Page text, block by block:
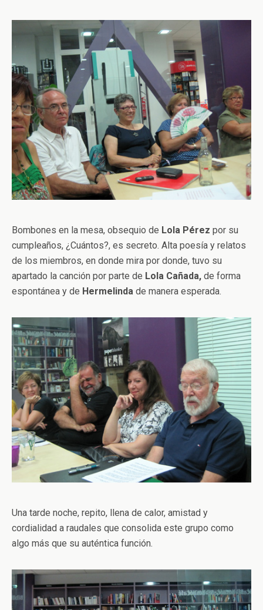
Bombones en la mesa, obsequio de Lola Pérez por su
cumpleaños, ¿Cuántos?, es secreto. Alta poesía y relatos
de los miembros, en donde mira por donde, tuvo su
apartado la canción por parte de Lola Cañada, de forma
espontánea y de Hermelinda de manera esperada.
Una tarde noche, repito, llena de calor, amistad y
cordialidad a raudales que consolida este grupo como
algo más que su auténtica función.